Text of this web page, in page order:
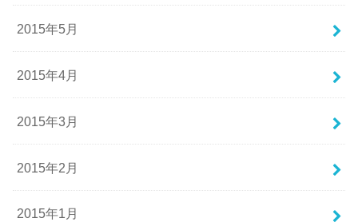
2015年5月
2015年4月
2015年3月
2015年2月
2015年1月